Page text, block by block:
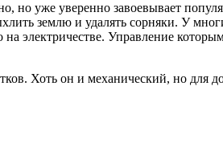
но уже уверенно завоевывает
землю и удалять сорняки. У
электричестве. Управление
Хоть он и механический, но для